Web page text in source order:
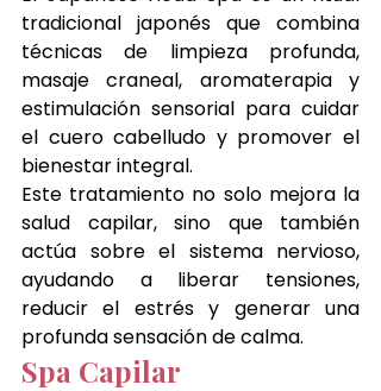
tradicional japonés que combina
técnicas de limpieza profunda,
masaje craneal, aromaterapia y
estimulación sensorial para cuidar
el cuero cabelludo y promover el
bienestar integral.
Este tratamiento no solo mejora la
salud capilar, sino que también
actúa sobre el sistema nervioso,
ayudando a liberar tensiones,
reducir el estrés y generar una
profunda sensación de calma.
Spa Capilar